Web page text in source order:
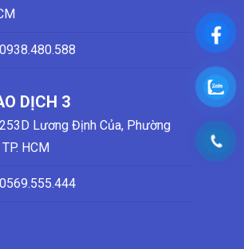
0938.480.588
DỊCH 3
Lương Định Của, Phường
HCM
0569.555.444